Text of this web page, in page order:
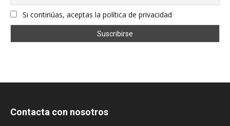
Si continúas, aceptas la política de privacidad
Contacta con nosotros